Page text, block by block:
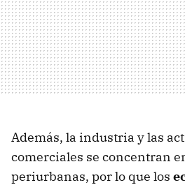
Además, la industria y las
comerciales se concentran
periurbanas, por lo que los